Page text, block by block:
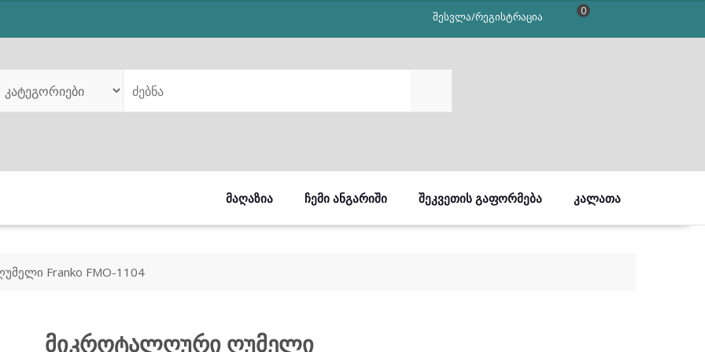
შესვლა/რეგისტრაცია 0
ᲛᲐᲦᲐᲖᲘᲐ ᲩᲔᲛᲘ ᲐᲜᲒᲐᲠᲘᲨᲘ ᲨᲔᲙᲕᲔᲗᲘᲡ ᲒᲐᲤᲝᲠᲛᲔᲑᲐ ᲙᲐᲚᲐᲗᲐ
Franko FMO-1104
მიკროტალღური ღუმელი
₾460.00.₾355.00.